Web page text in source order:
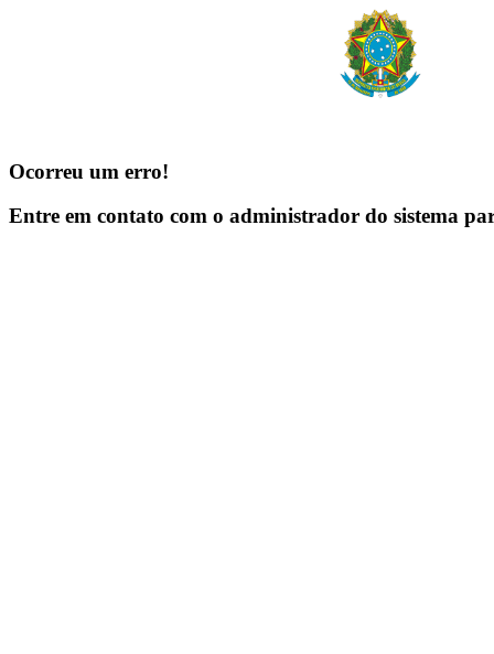
Ocorreu um erro!
Entre em contato com o administrador do sistema